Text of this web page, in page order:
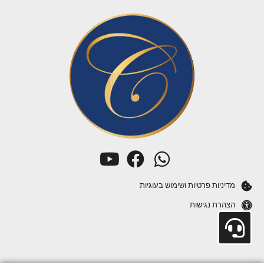
מדיניות פרטיות ושימוש בעוגיות
הצהרת נגישות